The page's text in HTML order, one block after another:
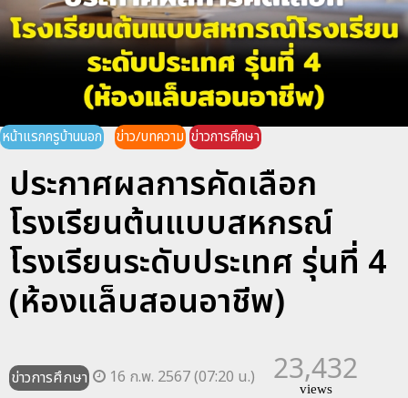
หน้าแรกครูบ้านนอก ข่าว/บทความ ข่าวการศึกษา
ประกาศผลการคัดเลือก
โรงเรียนต้นแบบสหกรณ์
โรงเรียนระดับประเทศ รุ่นที่ 4
(ห้องแล็บสอนอาชีพ)
ข่าวการศึกษา 16 ก.พ. 2567 (07:20 น.) 23,432
views